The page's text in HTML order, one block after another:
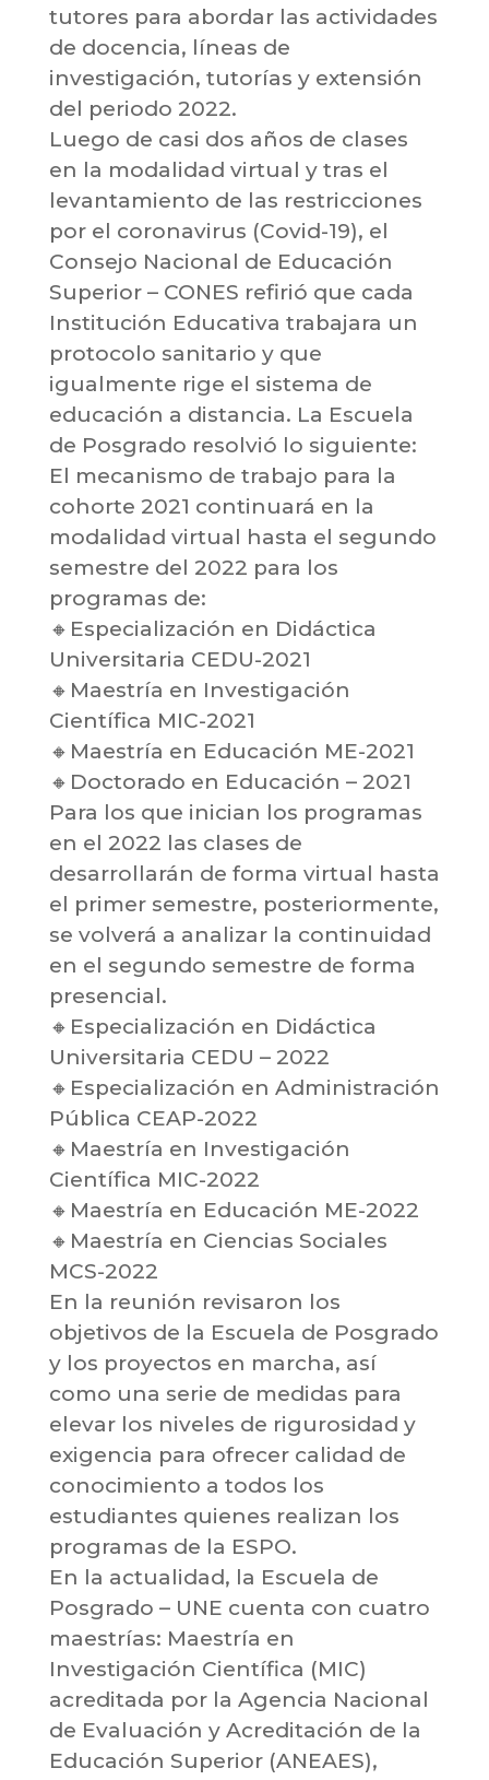
tutores para abordar las actividades
de docencia, líneas de
investigación, tutorías y extensión
del periodo 2022.
Luego de casi dos años de clases
en la modalidad virtual y tras el
levantamiento de las restricciones
por el coronavirus (Covid-19), el
Consejo Nacional de Educación
Superior – CONES refirió que cada
Institución Educativa trabajara un
protocolo sanitario y que
igualmente rige el sistema de
educación a distancia. La Escuela
de Posgrado resolvió lo siguiente:
El mecanismo de trabajo para la
cohorte 2021 continuará en la
modalidad virtual hasta el segundo
semestre del 2022 para los
programas de:
🔸Especialización en Didáctica
Universitaria CEDU-2021
🔸Maestría en Investigación
Científica MIC-2021
🔸Maestría en Educación ME-2021
🔸Doctorado en Educación – 2021
Para los que inician los programas
en el 2022 las clases de
desarrollarán de forma virtual hasta
el primer semestre, posteriormente,
se volverá a analizar la continuidad
en el segundo semestre de forma
presencial.
🔸Especialización en Didáctica
Universitaria CEDU – 2022
🔸Especialización en Administración
Pública CEAP-2022
🔸Maestría en Investigación
Científica MIC-2022
🔸Maestría en Educación ME-2022
🔸Maestría en Ciencias Sociales
MCS-2022
En la reunión revisaron los
objetivos de la Escuela de Posgrado
y los proyectos en marcha, así
como una serie de medidas para
elevar los niveles de rigurosidad y
exigencia para ofrecer calidad de
conocimiento a todos los
estudiantes quienes realizan los
programas de la ESPO.
En la actualidad, la Escuela de
Posgrado – UNE cuenta con cuatro
maestrías: Maestría en
Investigación Científica (MIC)
acreditada por la Agencia Nacional
de Evaluación y Acreditación de la
Educación Superior (ANEAES),